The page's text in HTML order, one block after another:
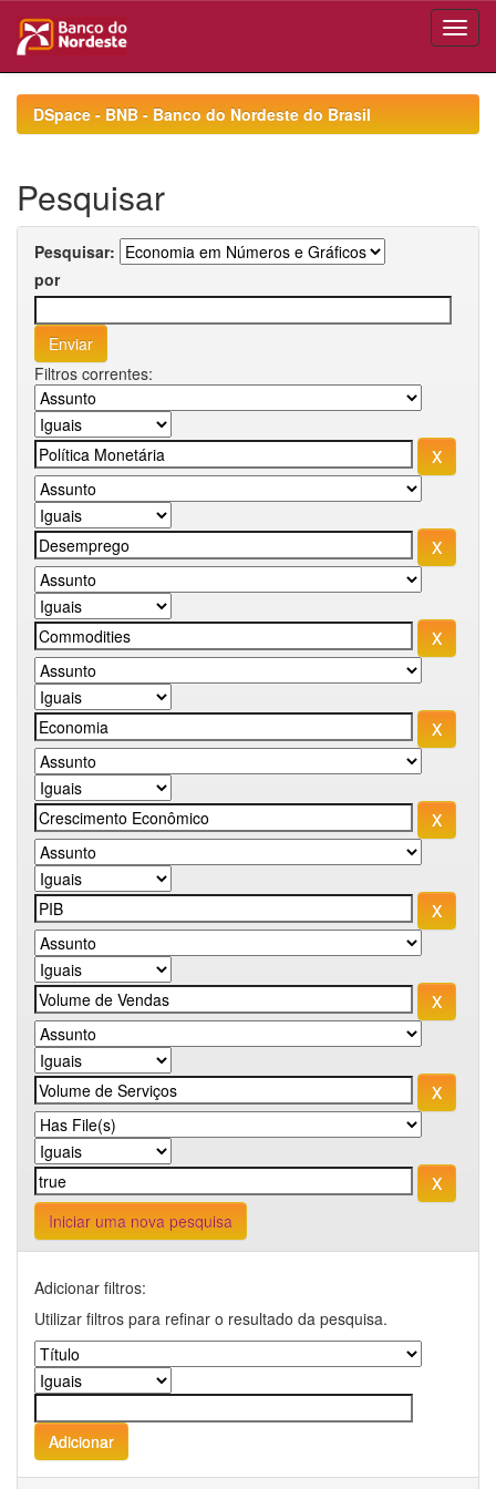
navigationDSpace - BNB - Banco do Nordeste do Brasil
Pesquisar
Pesquisar:
por
Filtros correntes:
Iniciar uma nova pesquisa
Adicionar filtros:
Utilizar filtros para refinar o resultado da pesquisa.